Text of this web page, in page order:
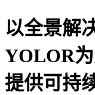
以全景解
YOLOR
提供可持